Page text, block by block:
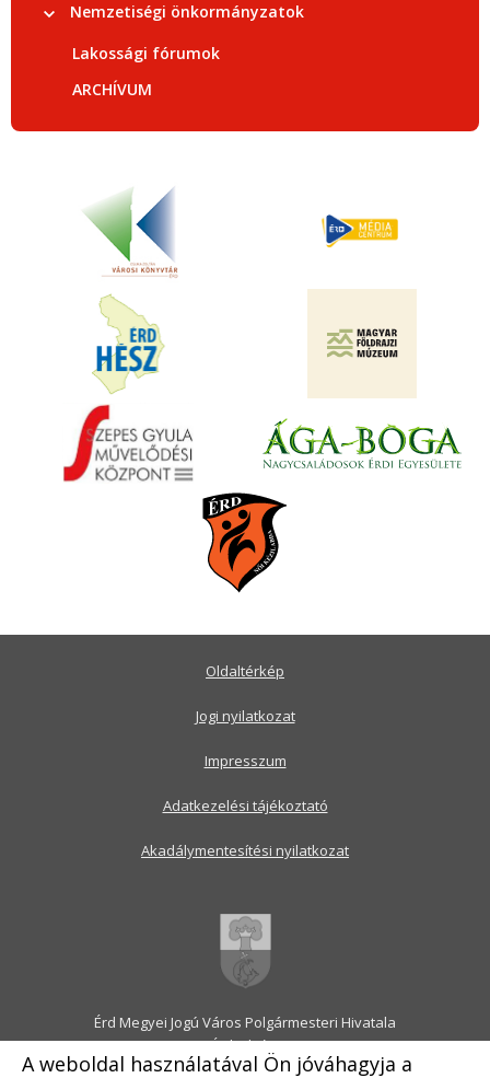
A weboldal használatával Ön jóváhagyja a
Nemzetiségi önkormányzatok
Lakossági fórumok
ARCHÍVUM
Érd Megyei Jogú Város Polgármesteri Hivatala
2030 Érd, Alsó utca 1.
Levélcím: 2031 Érd, Pf.: 31
Oldaltérkép
Jogi nyilatkozat
Impresszum
Adatkezelési tájékoztató
Akadálymentesítési nyilatkozat